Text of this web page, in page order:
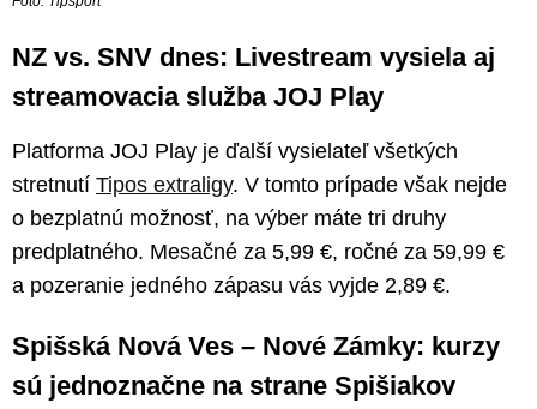
NZ vs. SNV dnes: Livestream vysiela aj
streamovacia služba JOJ Play
Platforma JOJ Play je ďalší vysielateľ všetkých
stretnutí Tipos extraligy. V tomto prípade však nejde
o bezplatnú možnosť, na výber máte tri druhy
predplatného. Mesačné za 5,99 €, ročné za 59,99 €
a pozeranie jedného zápasu vás vyjde 2,89 €.
Spišská Nová Ves – Nové Zámky: kurzy
sú jednoznačne na strane Spišiakov